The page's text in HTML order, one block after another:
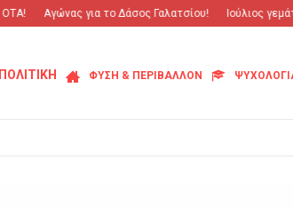
Αγώνας για το Δάσος Γαλατσίου! Ιούλιος γεμάτος
ΠΟΛΙΤΙΚΗ ΦΥΣΗ & ΠΕΡΙΒΑΛΛΟΝ